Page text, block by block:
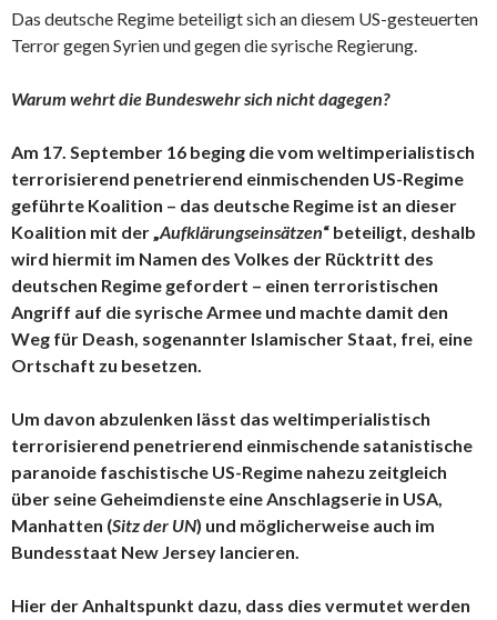
Das deutsche Regime beteiligt sich an diesem US-gesteuerten
Terror gegen Syrien und gegen die syrische Regierung.
Warum wehrt die Bundeswehr sich nicht dagegen?
Am 17. September 16 beging die vom weltimperialistisch
terrorisierend penetrierend einmischenden US-Regime
geführte Koalition – das deutsche Regime ist an dieser
Koalition mit der „Aufklärungseinsätzen“ beteiligt, deshalb
wird hiermit im Namen des Volkes der Rücktritt des
deutschen Regime gefordert – einen terroristischen
Angriff auf die syrische Armee und machte damit den
Weg für Deash, sogenannter Islamischer Staat, frei, eine
Ortschaft zu besetzen.
Um davon abzulenken lässt das weltimperialistisch
terrorisierend penetrierend einmischende satanistische
paranoide faschistische US-Regime nahezu zeitgleich
über seine Geheimdienste eine Anschlagserie in USA,
Manhatten (Sitz der UN) und möglicherweise auch im
Bundesstaat New Jersey lancieren.
Hier der Anhaltspunkt dazu, dass dies vermutet werden